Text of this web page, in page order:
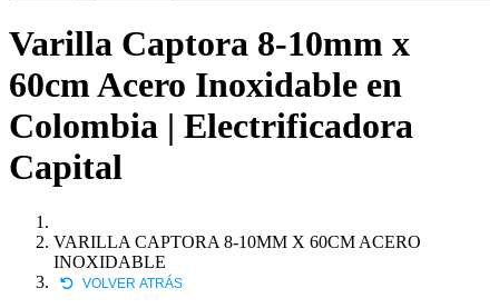
Varilla Captora 8-10mm x
60cm Acero Inoxidable en
Colombia | Electrificadora
Capital
VARILLA CAPTORA 8-10MM X 60CM ACERO
INOXIDABLE
VOLVER ATRÁS